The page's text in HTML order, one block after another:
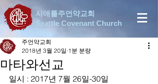
시애틀주언약교회
Seattle Covenant Church
마타와선교
주언약교회
2018년 3월 20일 1분 분량
일시 : 2017년 7월 26일-30일